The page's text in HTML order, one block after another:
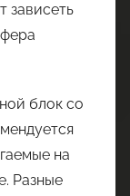
зависеть
блок со
на
Разные